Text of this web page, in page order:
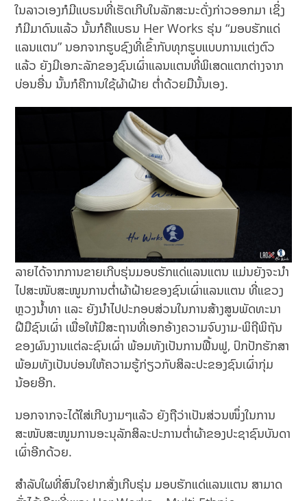
ໃນລາວເອງກໍມີແບຣນທີ່ເຮັດເກີບໃນລັກສະນະດັ່ງກ່າວອອກມາ ເຊິ່ງ
ກໍມີມາດົນແລ້ວ ນັ້ນກໍຄືແບຣນ Her Works ຮຸ່ນ “ມອບຮັກແດ່
ແລນແຕນ” ນອກຈາກຮູບຊົງທີ່ເຂົ້າກັບທຸກຮູບແບບການແຕ່ງຕົວ
ແລ້ວ ຍັງມີເອກະລັກຂອງຊົນເຜົ່າແລນແຕນທີ່ພິເສດແຕກຕ່າງຈາກ
ບ່ອນອື່ນ ນັ້ນກໍຄືການໃຊ້ຜ້າຝ້າຍ ຕໍ່າດ້ວຍມືນັ້ນເອງ.
ລາຍໄດ້ຈາກການຂາຍເກີບຮຸ່ນມອບຮັກແດ່ແລນແຕນ ແມ່ນຍັງຈະນຳ
ໄປສະໜັບສະໜູນການຕໍ່າຜ້າຝ້າຍຂອງຊົນເຜົ່າແລນແຕນ ທີ່ແຂວງ
ຫຼວງນໍ້າທາ ແລະ ຍັງນຳໄປປະກອບສ່ວນໃນການສ້າງສູນພັດທະນາ
ຝີມືຊົນເຜົ່າ ເພື່ອໃຫ້ມີສະຖານທີ່ເອກອ້າງຄວາມຈົບງາມ-ພິຖີພິຖັນ
ຂອງຜົນງານແຕ່ລະຊົນເຜົ່າ ພ້ອມທັງເປັນການຟື້ນຟູ, ປົກປັກຮັກສາ
ພ້ອມທັງເປັນບ່ອນໃຫ້ຄວາມຮູ້ກ່ຽວກັບສິລະປະຂອງຊົນເຜົ່າກຸ່ມ
ນ້ອຍອີກ.
ນອກຈາກຈະໄດ້ໃສ່ເກີບງາມໆແລ້ວ ຍັງຖືວ່າເປັນສ່ວນໜຶ່ງໃນການ
ສະໜັບສະໜູນການອະນຸລັກສິລະປະການຕ່ຳຜ້າຂອງປະຊາຊົນບັນດາ
ເຜົ່າອີກດ້ວຍ.
ສຳລັບໃຜທີ່ສົນໃຈຢາກສັ່ງເກີບຮຸ່ນ ມອບຮັກແດ່ແລນແຕນ ສາມາດ